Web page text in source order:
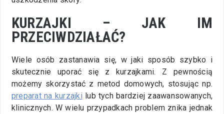
KURZAJKI – JAK IM
PRZECIWDZIAŁAĆ?
Wiele osób zastanawia się, w jaki sposób szybko i
skutecznie uporać się z kurzajkami. Z pewnością
możemy skorzystać z metod domowych, stosując np.
preparat na kurzajki lub tych bardziej zaawansowanych,
klinicznych. W wielu przypadkach problem znika jednak